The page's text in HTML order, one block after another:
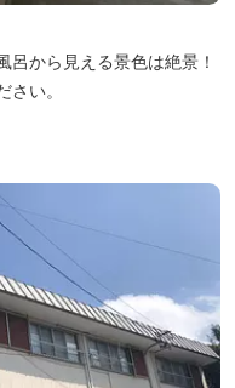
から見える景色は絶景！
い。